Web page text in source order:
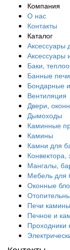
Компания
О нас
Контакты
Каталог
Аксессуары
Аксессуары
Баки,
Банные
Бондарные
Вентиляция
Двери,
Дымоходы
Каминные
Камины
Камни для
Конвектора,
Мангалы,
Мебель для
Оконные
Печи камины
Печное и
Проходники